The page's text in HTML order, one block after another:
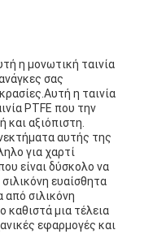
μόνωσης
γυαλιού
αργιλίου
η μονωτική ταινία
σας
η ταινία
PTFE που την
και αξιόπιστη.
αυτής της
για χαρτί
είναι δύσκολο να
ευαίσθητα
από σιλικόνη
καθιστά μια τέλεια
εφαρμογές και